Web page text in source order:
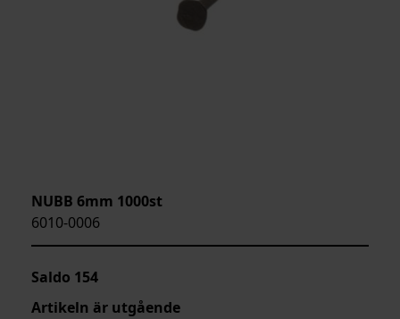
NUBB 6mm 1000st
6010-0006
Saldo 154
Artikeln är utgående